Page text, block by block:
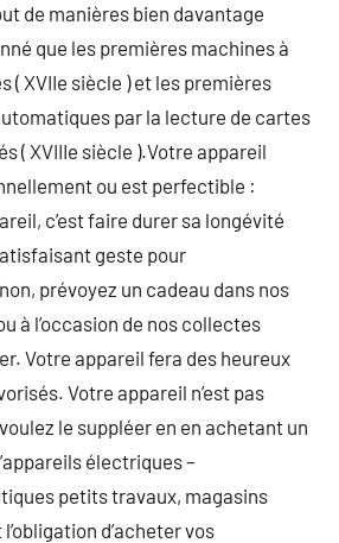
de manières bien davantage
que les premières machines à
( XVIIe siècle ) et les premières
par la lecture de cartes
( XVIIIe siècle ).Votre appareil
ou est perfectible :
c’est faire durer sa longévité
geste pour
prévoyez un cadeau dans nos
à l’occasion de nos collectes
Votre appareil fera des heureux
Votre appareil n’est pas
le suppléer en en achetant un
électriques –
petits travaux, magasins
d’acheter vos